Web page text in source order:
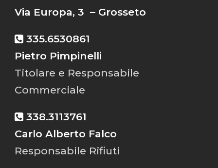
Via Europa, 3 – Grosseto
335.6530861
Pietro Pimpinelli
Titolare e Responsabile
Commerciale
338.3113761
Carlo Alberto Falco
Responsabile Rifiuti